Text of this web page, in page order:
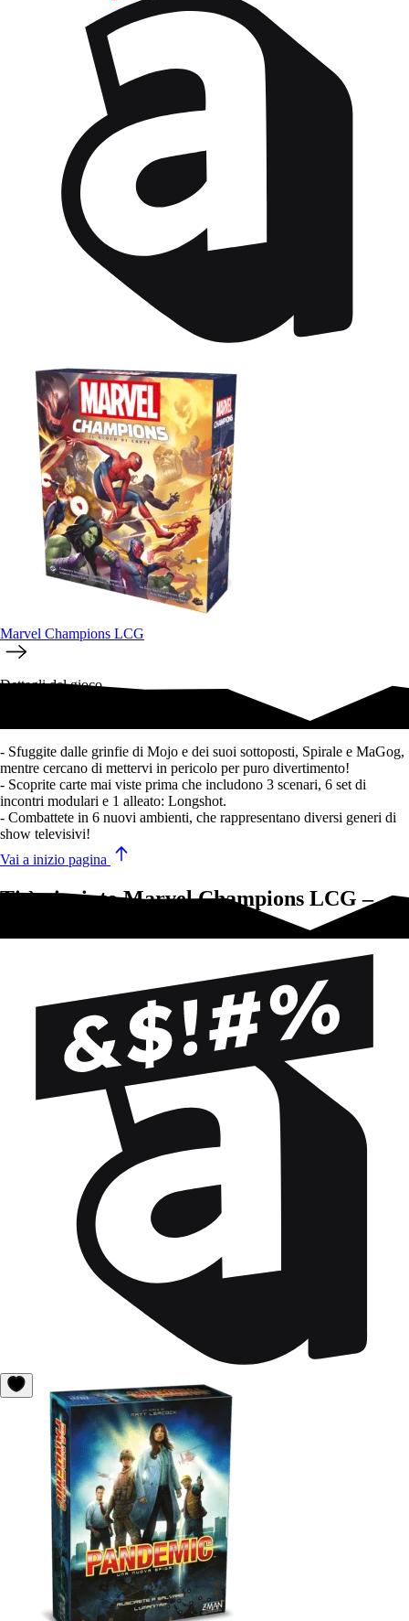
Marvel Champions LCG
Dettagli del gioco
- Sfuggite dalle grinfie di Mojo e dei suoi sottoposti, Spirale e MaGog,
mentre cercano di mettervi in pericolo per puro divertimento!
- Scoprite carte mai viste prima che includono 3 scenari, 6 set di
incontri modulari e 1 alleato: Longshot.
- Combattete in 6 nuovi ambienti, che rappresentano diversi generi di
show televisivi!
Vai a inizio pagina
Ti è piaciuto Marvel Champions LCG –